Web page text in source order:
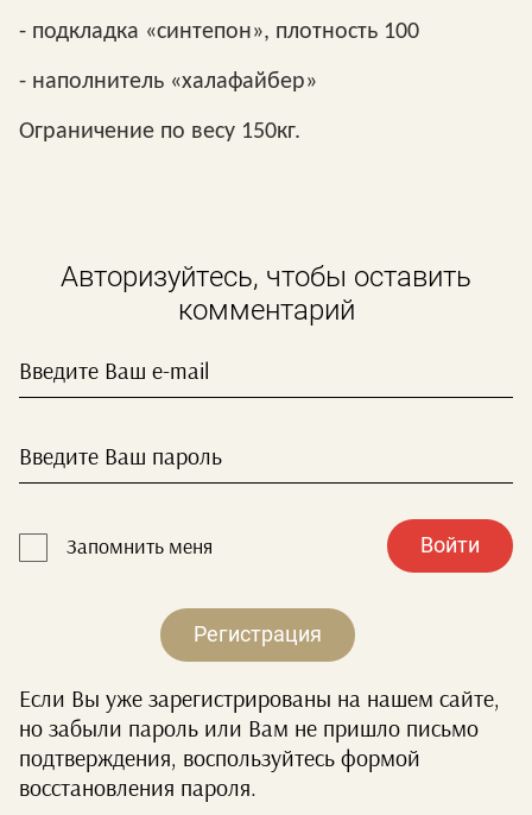
- подкладка «синтепон», плотность 100
- наполнитель «халафайбер»
Ограничение по весу 150кг.
Авторизуйтесь, чтобы оставить
комментарий
Запомнить меня Войти
Регистрация
Если Вы уже зарегистрированы на нашем сайте,
но забыли пароль или Вам не пришло письмо
подтверждения, воспользуйтесь формой
восстановления пароля.